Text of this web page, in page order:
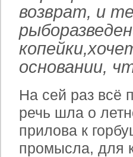
возврат, и
основании,
На сей раз всё
речь шла о
прилова к
промысла, для